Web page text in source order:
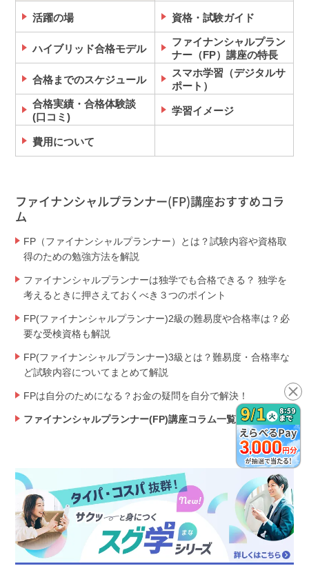
活躍の場 資格・試験ガイド
ハイブリッド合格モデル
ファイナンシャルプラン
ナー（FP）講座の特長
合格までのスケジュール
スマホ学習（デジタルサ
ポート）
合格実績・合格体験談
(口コミ)
学習イメージ
費用について
ファイナンシャルプランナー(FP)講座おすすめコラ
ム
FP（ファイナンシャルプランナー）とは？試験内容や資格取
得のための勉強方法を解説
ファイナンシャルプランナーは独学でも合格できる？ 独学を
考えるときに押さえておくべき３つのポイント
FP(ファイナンシャルプランナー)2級の難易度や合格率は？必
要な受検資格も解説
FP(ファイナンシャルプランナー)3級とは？難易度・合格率な
ど試験内容についてまとめて解説
FPは自分のためになる？お金の疑問を自分で解決！
ファイナンシャルプランナー(FP)講座コラム一覧を見る